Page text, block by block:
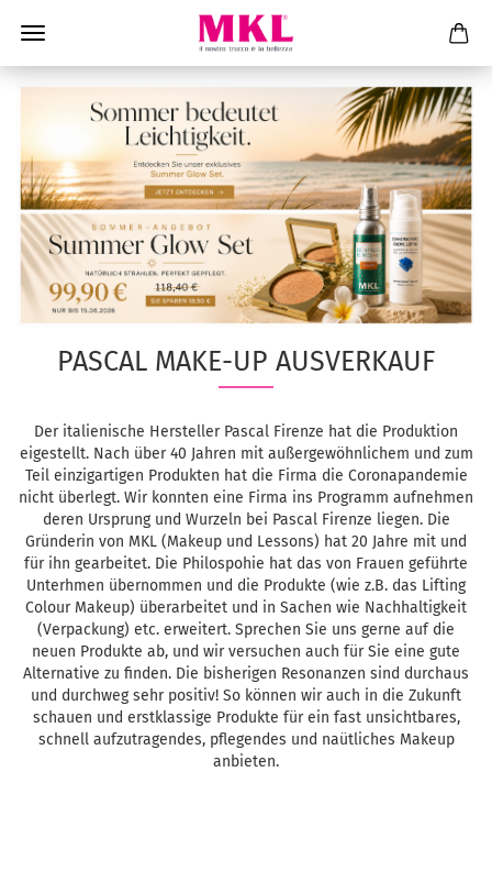
PASCAL MAKE-UP AUSVERKAUF
Der italienische Hersteller Pascal Firenze hat die Produktion
eigestellt. Nach über 40 Jahren mit außergewöhnlichem und zum
Teil einzigartigen Produkten hat die Firma die Coronapandemie
nicht überlegt. Wir konnten eine Firma ins Programm aufnehmen
deren Ursprung und Wurzeln bei Pascal Firenze liegen. Die
Gründerin von MKL (Makeup und Lessons) hat 20 Jahre mit und
für ihn gearbeitet. Die Philospohie hat das von Frauen geführte
Unterhmen übernommen und die Produkte (wie z.B. das Lifting
Colour Makeup) überarbeitet und in Sachen wie Nachhaltigkeit
(Verpackung) etc. erweitert. Sprechen Sie uns gerne auf die
neuen Produkte ab, und wir versuchen auch für Sie eine gute
Alternative zu finden. Die bisherigen Resonanzen sind durchaus
und durchweg sehr positiv! So können wir auch in die Zukunft
schauen und erstklassige Produkte für ein fast unsichtbares,
schnell aufzutragendes, pflegendes und naütliches Makeup
anbieten.